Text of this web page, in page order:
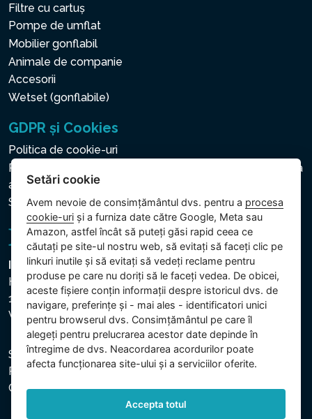
Filtre cu cartuș
Pompe de umflat
Mobilier gonflabil
Animale de companie
Accesorii
Wetset (gonflabile)
GDPR și Cookies
Politica de cookie-uri
Politica privind protecția datelor cu caracter personal și a
altor date prelucrate
Setări cookie
Intex Trading, s.r.o.
Hradecká 2526/3
130 00 Praha 3
Vinohrady - Česká republika
Societatea este înregistrată la Tribunalul Municipal din
Praga, secția C, dosar 74759. CUI: 26150808, CIF:
CZ26150808.
Setări cookie
Avem nevoie de consimțământul dvs. pentru a procesa
cookie-uri și a furniza date către Google, Meta sau
Amazon, astfel încât să puteți găsi rapid ceea ce
căutați pe site-ul nostru web, să evitați să faceți clic pe
linkuri inutile și să evitați să vedeți reclame pentru
produse pe care nu doriți să le faceți vedea. De obicei,
aceste fișiere conțin informații despre istoricul dvs. de
navigare, preferințe și - mai ales - identificatori unici
pentru browserul dvs. Consimțământul pe care îl
alegeți pentru prelucrarea acestor date depinde în
întregime de dvs. Neacordarea acordurilor poate
afecta funcționarea site-ului și a serviciilor oferite.
Accepta totul